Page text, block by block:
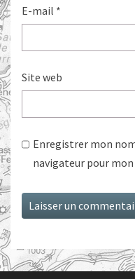
E-mail *
Site web
Enregistrer mon
navigateur pour